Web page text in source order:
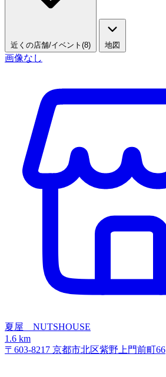
近くの店舗/イベント(8) 地図
画像なし
夏屋 NUTSHOUSE
1.6 km
〒603-8217 京都市北区紫野上門前町66